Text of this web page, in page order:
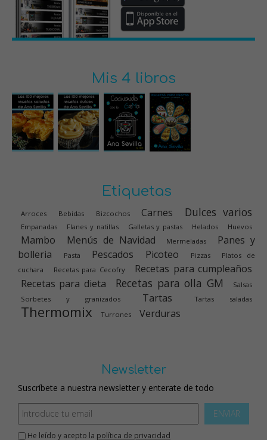
Mis 4 libros
Etiquetas
Arroces Bebidas Bizcochos Carnes Dulces varios
Empanadas Flanes y natillas Galletas y pastas Helados Huevos
Mambo Menús de Navidad Mermeladas
Panes y
bolleria
Pasta Pescados Picoteo Pizzas
Platos de
cuchara
Recetas para Cecofry
Recetas para cumpleaños
Recetas para dieta
Recetas para olla GM
Salsas
Sorbetes y granizados
Tartas Tartas saladas
Thermomix Turrones Verduras
Newsletter
Suscríbete a nuestra newsletter y enterate de todo
ENVIAR
He leído y acepto la política de privacidad